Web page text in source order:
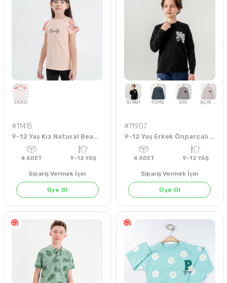
EKRU
#11415
9-12 Yaş Kız Natural Beauty Badi
Sipariş Vermek İçin
Üye Ol
#11907
9-12 Yaş Erkek Önparçalı Kabartmalı Sweat
Sipariş Vermek İçin
Üye Ol